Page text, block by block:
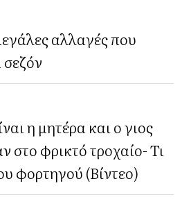
αλλαγές που
σεζόν
η μητέρα και ο γιος
στο φρικτό τροχαίο- Τι
φορτηγού (Βίντεο)